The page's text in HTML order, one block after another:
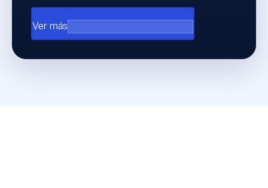
Ver más